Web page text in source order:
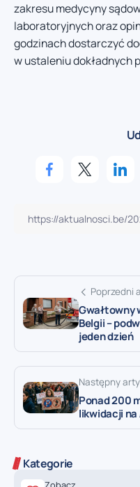
zakresu medycyny
laboratoryjnych oraz
godzinach dostarczyć
w ustaleniu dokładnych
Poprzedni
Gwałtowny
Belgii –
jeden dzień
Następny
Ponad 200
likwidacji
Kategorie